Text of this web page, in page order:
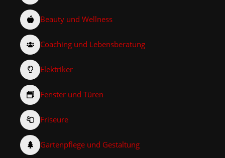
Beauty und Wellness
Coaching und Lebensberatung
Elektriker
Fenster und Türen
Friseure
Gartenpflege und Gestaltung